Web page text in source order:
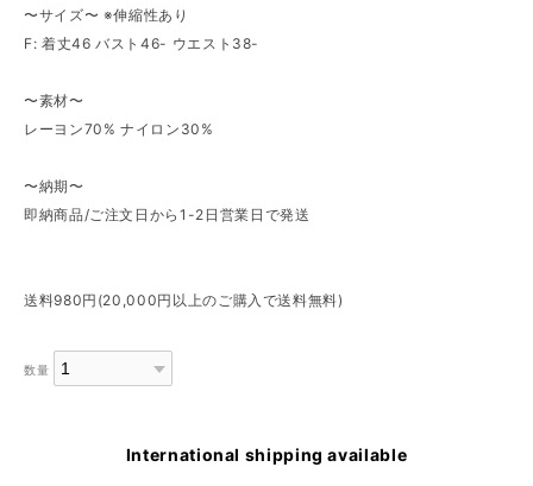
〜サイズ〜 ※伸縮性あり
F: 着丈46 バスト46- ウエスト38-
〜素材〜
レーヨン70% ナイロン30%
〜納期〜
即納商品/ご注文日から1-2日営業日で発送
送料980円(20,000円以上のご購入で送料無料)
数量
International shipping available